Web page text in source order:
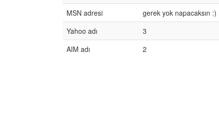
MSN adresi
gerek yok napacaksın :)
Yahoo adı
3
AIM adı
2